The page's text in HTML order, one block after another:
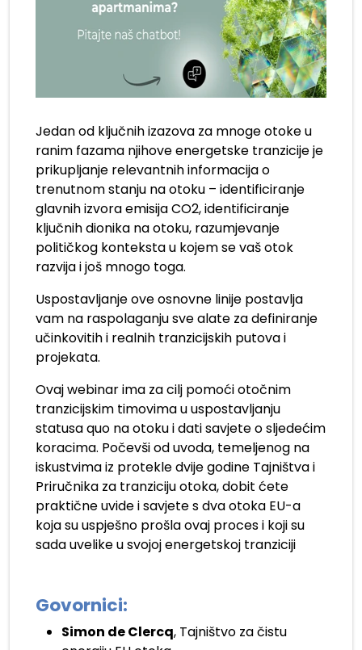
Jedan od ključnih izazova za mnoge otoke u
ranim fazama njihove energetske tranzicije je
prikupljanje relevantnih informacija o
trenutnom stanju na otoku – identificiranje
glavnih izvora emisija CO2, identificiranje
ključnih dionika na otoku, razumjevanje
političkog konteksta u kojem se vaš otok
razvija i još mnogo toga.
Uspostavljanje ove osnovne linije postavlja
vam na raspolaganju sve alate za definiranje
učinkovitih i realnih tranzicijskih putova i
projekata.
Ovaj webinar ima za cilj pomoći otočnim
tranzicijskim timovima u uspostavljanju
statusa quo na otoku i dati savjete o sljedećim
koracima. Počevši od uvoda, temeljenog na
iskustvima iz protekle dvije godine Tajništva i
Priručnika za tranziciju otoka, dobit ćete
praktične uvide i savjete s dva otoka EU-a
koja su uspješno prošla ovaj proces i koji su
sada uvelike u svojoj energetskoj tranziciji
Govornici:
Simon de Clercq, Tajništvo za čistu